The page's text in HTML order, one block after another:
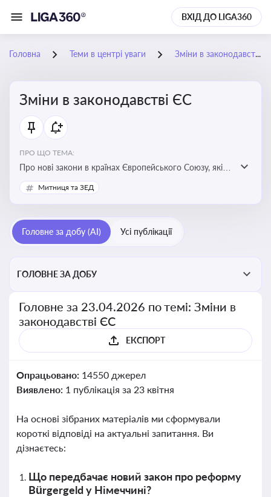
ВХІД ДО LIGA360
Головна Теми в центрі уваги Зміни в законодавстві ЄС
Зміни в законодавстві ЄС
ПРО ЩО ТЕМА:
Про нові закони в країнах Європейського Союзу, які
впливають на умови торгівлі, трудової міграції,
інтеграції та перспективу членства України в
Митниця та ЗЕД
Головне за добу (AI) Усі публікації
ГОЛОВНЕ ЗА ДОБУ
Головне за 23.04.2026 по темі: Зміни в
законодавстві ЄС
ЕКСПОРТ
Опрацьовано: 14550 джерел
Виявлено: 1 публікація за 23 квітня
На основі зібраних матеріалів ми сформували
короткі відповіді на актуальні запитання. Ви
дізнаєтесь:
Що передбачає новий закон про реформу
Bürgergeld у Німеччині?